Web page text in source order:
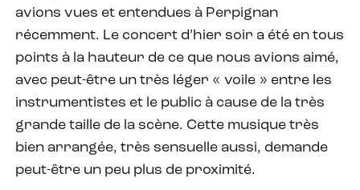
avions vues et entendues à Perpignan
récemment. Le concert d’hier soir a été en tous
points à la hauteur de ce que nous avions aimé,
avec peut-être un très léger « voile » entre les
instrumentistes et le public à cause de la très
grande taille de la scène. Cette musique très
bien arrangée, très sensuelle aussi, demande
peut-être un peu plus de proximité.